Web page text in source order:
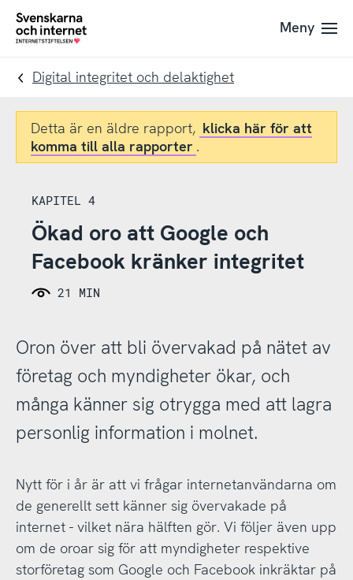
Till
navigation
Till
innehåll
To
Meny
Digital integritet och delaktighet
Detta är en äldre rapport, klicka här för att
komma till alla rapporter .
KAPITEL 4
Ökad oro att Google och
Facebook kränker integritet
21 MIN
Oron över att bli övervakad på nätet av
företag och myndigheter ökar, och
många känner sig otrygga med att lagra
personlig information i molnet.
Nytt för i år är att vi frågar internetanvändarna om
de generellt sett känner sig övervakade på
internet - vilket nära hälften gör. Vi följer även upp
om de oroar sig för att myndigheter respektive
storföretag som Google och Facebook inkräktar på